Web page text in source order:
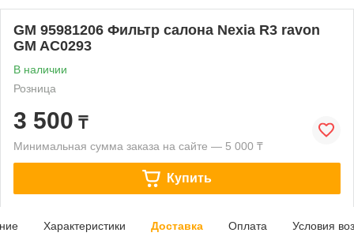
GM 95981206 Фильтр салона Nexia R3 ravon
GM AC0293
В наличии
Розница
3 500 ₸
Минимальная сумма заказа на сайте — 5 000 ₸
Купить
Характеристики Доставка Оплата Условия